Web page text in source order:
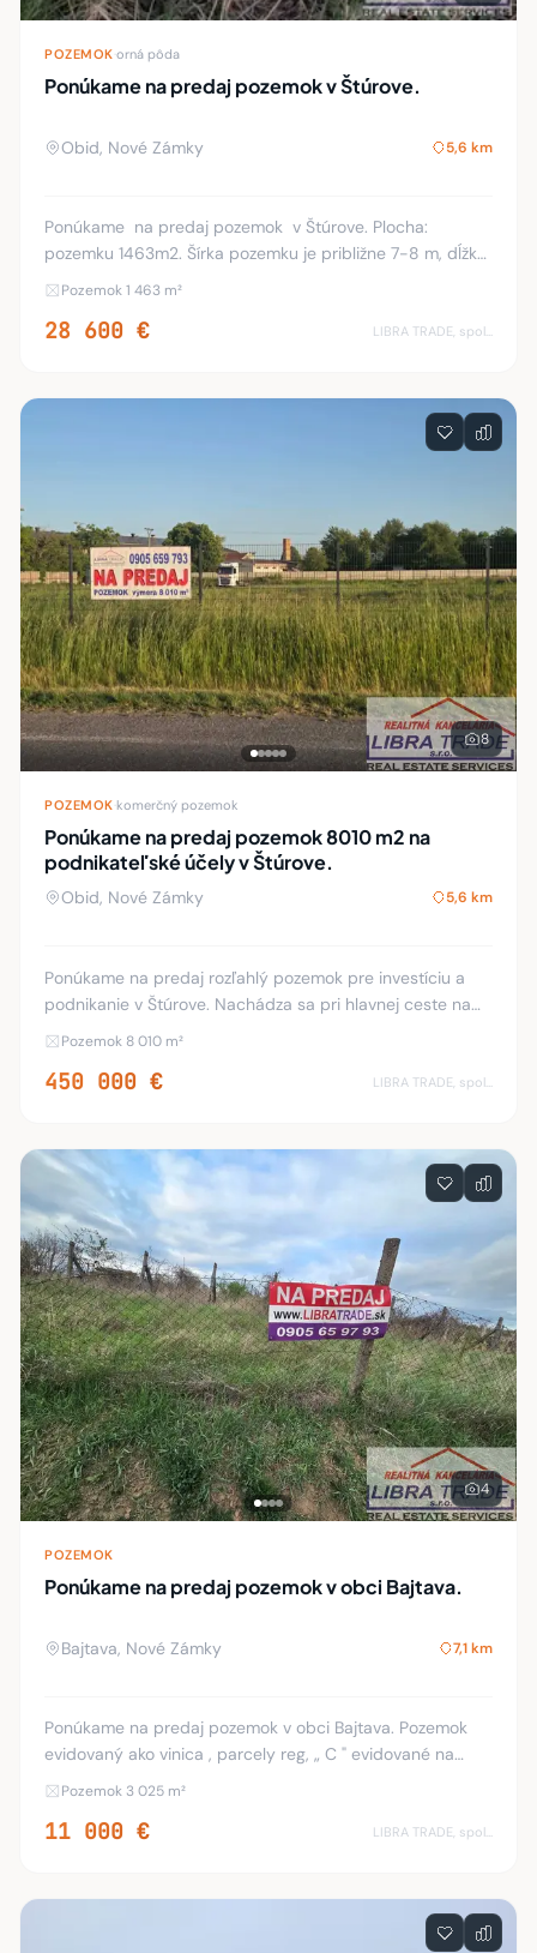
POZEMOK orná pôda
Ponúkame na predaj pozemok v Štúrove.
Obid, Nové Zámky 5,6 km
Ponúkame na predaj pozemok v Štúrove. Plocha:
pozemku 1463m2. Šírka pozemku je približne 7-8 m, dĺžka
198 m. Pozemok je evidovaný ako orná pôda. Cena 28
Pozemok 1 463 m²
28 600 € LIBRA TRADE, spol.s.r.o.
8
POZEMOK komerčný pozemok
Ponúkame na predaj pozemok 8010 m2 na
podnikateľské účely v Štúrove.
Obid, Nové Zámky 5,6 km
Ponúkame na predaj rozľahlý pozemok pre investíciu a
podnikanie v Štúrove. Nachádza sa pri hlavnej ceste na
začiatku mesta Štúrova. Rovinatý, slnečný pozemok s
Pozemok 8 010 m²
450 000 € LIBRA TRADE, spol.s.r.o.
4
POZEMOK
Ponúkame na predaj pozemok v obci Bajtava.
Bajtava, Nové Zámky 7,1 km
Ponúkame na predaj pozemok v obci Bajtava. Pozemok
evidovaný ako vinica , parcely reg, „ C " evidované na
katastrálnej mape. Výmera pozemku 3025 m2, mimo
Pozemok 3 025 m²
11 000 € LIBRA TRADE, spol.s.r.o.